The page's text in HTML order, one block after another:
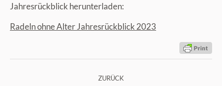
Jahresrückblick herunterladen:
Radeln ohne Alter Jahresrückblick 2023
ZURÜCK